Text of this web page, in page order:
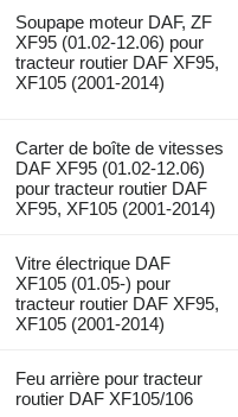
Soupape moteur DAF, ZF
XF95 (01.02-12.06) pour
tracteur routier DAF XF95,
XF105 (2001-2014)
Carter de boîte de vitesses
DAF XF95 (01.02-12.06)
pour tracteur routier DAF
XF95, XF105 (2001-2014)
Vitre électrique DAF
XF105 (01.05-) pour
tracteur routier DAF XF95,
XF105 (2001-2014)
Feu arrière pour tracteur
routier DAF XF105/106